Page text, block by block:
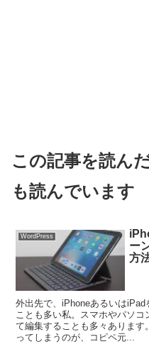
この記事を読ん
も読んでいます
WordPress
ー
方
外出先で、iPhoneあるいは
ことも多い私。スマホやパソ
て編集することも多々ありま
ってしまうのが、コピペ元...